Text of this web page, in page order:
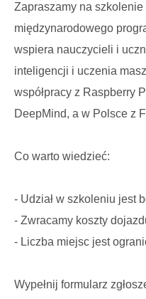
Zapraszamy na
międzynarodowego
wspiera nauczycieli i
inteligencji i uczenia
współpracy z Raspberry
DeepMind, a w Polsce z
Co warto wiedzieć:
- Udział w szkoleniu jest
- Zwracamy koszty
- Liczba miejsc jest
Wypełnij formularz